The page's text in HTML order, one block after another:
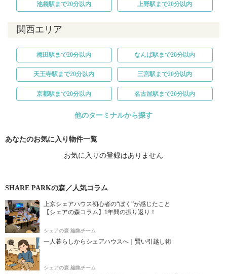
池袋駅まで20分以内 上野駅まで20分以内
関西エリア
梅田駅まで20分以内 なんば駅まで20分以内
天王寺駅まで20分以内 三宮駅まで20分以内
京都駅まで20分以内 名古屋駅まで20分以内
他のターミナルから探す
あなたのお気に入り物件一覧
お気に入りの登録はありません
SHARE PARKの森／人気コラム
上京シェアハウス初心者の“ぼく”が感じたこと
【シェアの森コラム】1年間の振り返り！
シェアの森 編集チーム
一人暮らしからシェアハウスへ｜賢い引越し術
シェアの森 編集チーム